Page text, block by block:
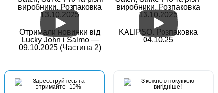
виробники. Розпаковка
13.10.2025
виробники. Розпаковка
13.10.2025
Отримали новинки від
Lucky John і Salmo —
09.10.2025 (Частина 2)
KALIPSO. Розпаковка
04.10.25